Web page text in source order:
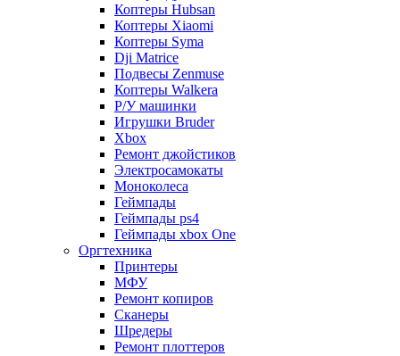
Коптеры Hubsan
Коптеры Xiaomi
Коптеры Syma
Dji Matrice
Подвесы Zenmuse
Коптеры Walkera
Р/У машинки
Игрушки Bruder
Xbox
Ремонт джойстиков
Электросамокаты
Моноколеса
Геймпады
Геймпады ps4
Геймпады xbox One
Оргтехника
Принтеры
МФУ
Ремонт копиров
Сканеры
Шредеры
Ремонт плоттеров